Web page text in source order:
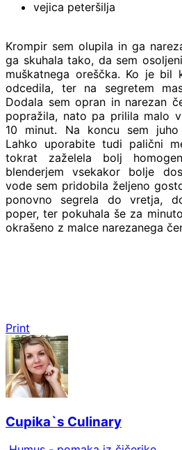
vejica peteršilja
Krompir sem olupila in ga
ga skuhala tako, da sem
muškatnega oreščka. Ko je bil
odcedila, ter na segretem
Dodala sem opran in narezan
popražila, nato pa prilila malo
10 minut. Na koncu sem
Lahko uporabite tudi palični
tokrat zaželela bolj
blenderjem vsekakor bolje
vode sem pridobila željeno
ponovno segrela do vretja,
poper, ter pokuhala še za
okrašeno z malce narezanega
Print
Cupika`s Culinary